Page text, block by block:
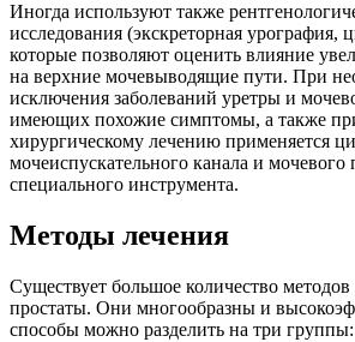
Иногда используют также
исследования (экскреторная урография,
которые позволяют оценить влияние
на верхние мочевыводящие пути. При
исключения заболеваний уретры и
имеющих похожие симптомы, а также
хирургическому лечению применяется
мочеиспускательного канала и
специального инструмента.
Методы лечения
Существует большое количество
простаты. Они многообразны и
способы можно разделить на три группы: